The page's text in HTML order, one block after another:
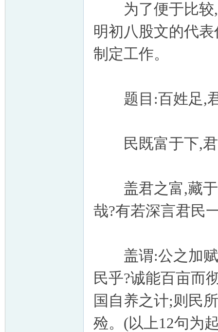
为了便于比较,
明初八股文的代
制定工作。
题目:百姓足,君
民既富于下,君
盖君之富,藏于
哉?有若深言君民
盖谓:公之加赋,
民乎?诚能百亩而
国自养之计;则民
殓。(以上12句为